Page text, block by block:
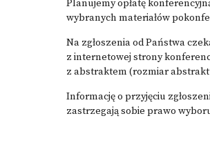
Planujemy opłatę
wybranych materiałów
Na zgłoszenia od Państwa
z internetowej strony
z abstraktem (rozmiar
Informację o przyjęciu
zastrzegają sobie prawo